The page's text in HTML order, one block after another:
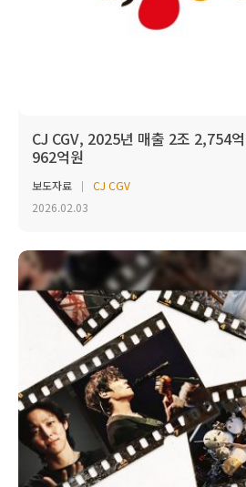
CJ CGV, 2025년 매출 2조 2,754
962억원
보도자료
CJ CGV
2026.02.03